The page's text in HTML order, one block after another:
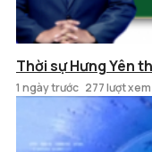
Thời sự Hưng Yên
1 ngày trước 277 lượt xem